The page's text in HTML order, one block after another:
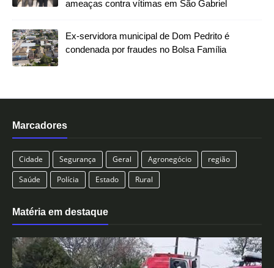
ameaças contra vítimas em São Gabriel
Ex-servidora municipal de Dom Pedrito é
condenada por fraudes no Bolsa Família
Marcadores
Cidade Segurança Geral Agronegócio
região
Saúde
Polícia Estado Rural
Matéria em destaque